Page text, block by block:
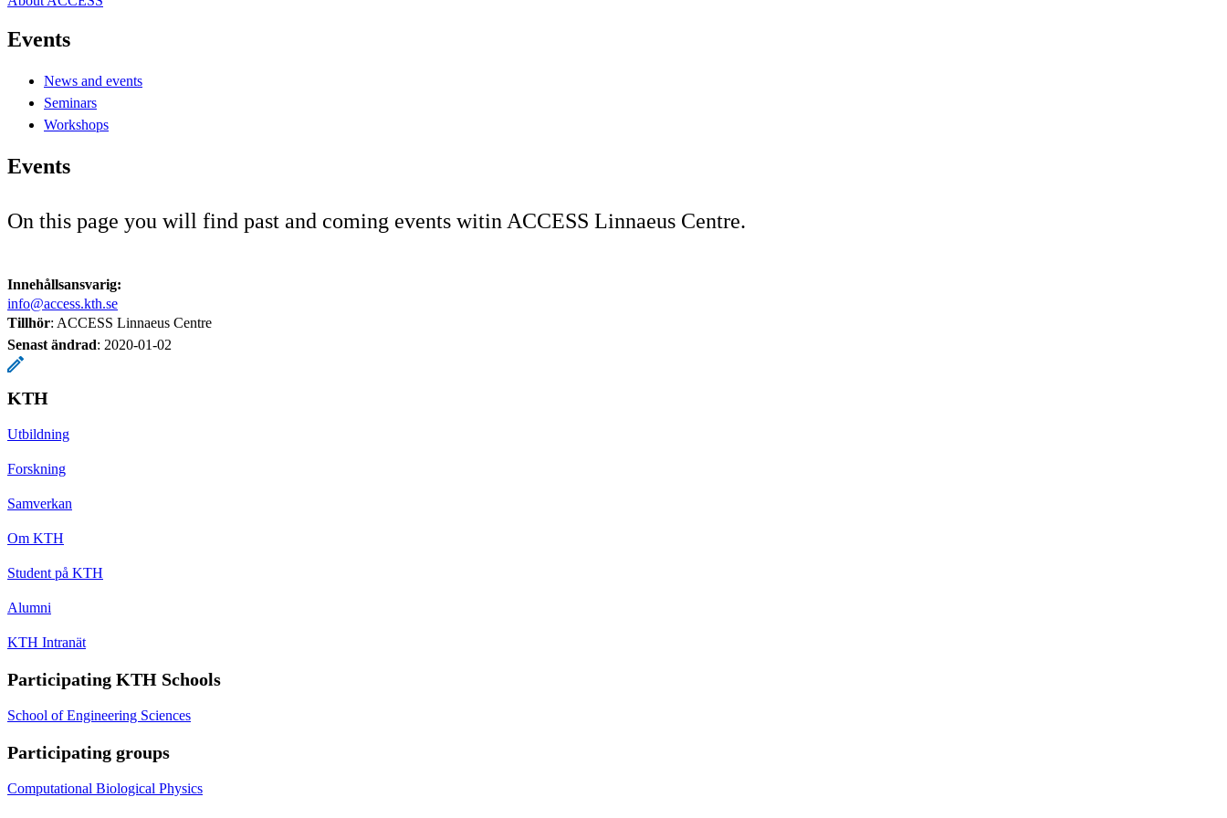
Events
News and events
Seminars
Workshops
Events
On this page you will find past and coming events witin ACCESS Linnaeus Centre.
Innehållsansvarig:
info@access.kth.se
Tillhör: ACCESS Linnaeus Centre
Senast ändrad: 2020-01-02
KTH
Utbildning
Forskning
Samverkan
Om KTH
Student på KTH
Alumni
KTH Intranät
Participating KTH Schools
School of Engineering Sciences
Participating groups
Computational Biological Physics